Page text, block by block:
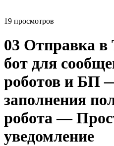
19 просмотров
03 Отправка в
бот для
роботов и БП
заполнения
робота —
уведомление